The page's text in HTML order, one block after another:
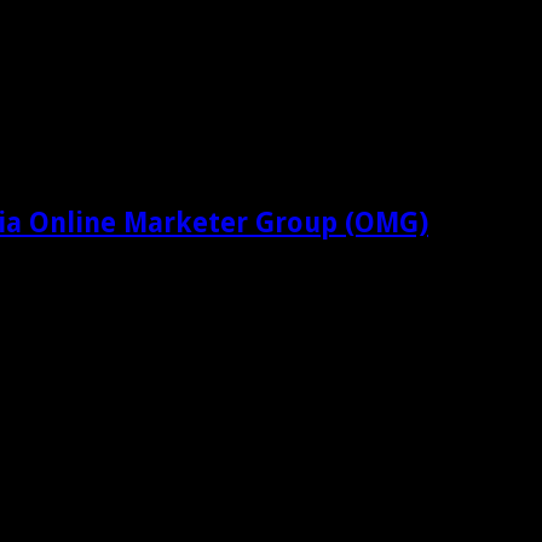
Online Marketer Group (OMG)